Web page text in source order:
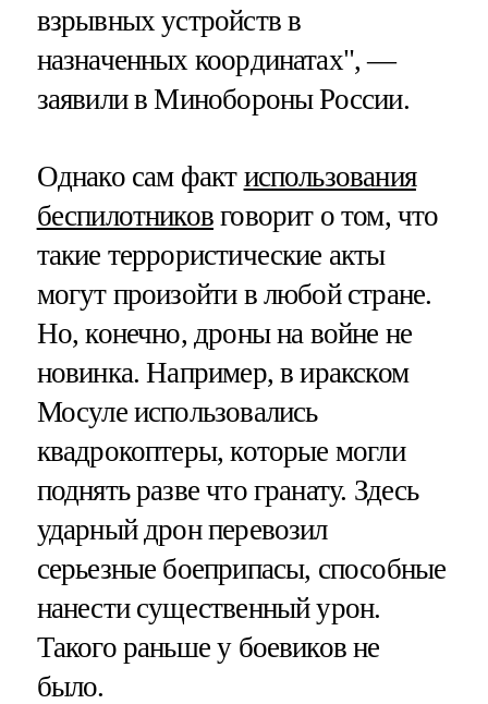
взрывных устройств в
назначенных координатах", —
заявили в Минобороны России.
Однако сам факт использования
беспилотников говорит о том, что
такие террористические акты
могут произойти в любой стране.
Но, конечно, дроны на войне не
новинка. Например, в иракском
Мосуле использовались
квадрокоптеры, которые могли
поднять разве что гранату. Здесь
ударный дрон перевозил
серьезные боеприпасы, способные
нанести существенный урон.
Такого раньше у боевиков не
было.